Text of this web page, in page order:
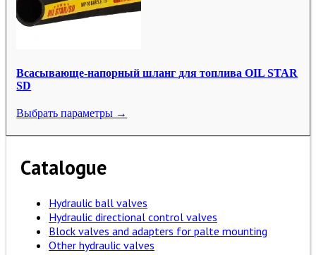
Всасывающе-напорный шланг для топлива OIL STAR
SD
Выбрать параметры →
Catalogue
Hydraulic ball valves
Hydraulic directional control valves
Block valves and adapters for palte mounting
Other hydraulic valves